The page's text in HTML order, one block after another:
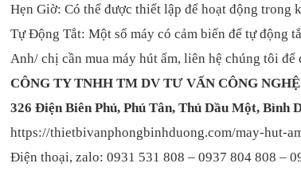
Hẹn Giờ: Có thể được thiết lập để hoạt động
Tự Động Tắt: Một số máy có cảm biến để tự động
Anh/ chị cần mua máy hút ẩm, liên hệ chúng tôi để
CÔNG TY TNHH TM DV TƯ VẤN CÔNG
326 Điện Biên Phủ, Phú Tân, Thủ Dầu Một, Bình
https://thietbivanphongbinhduong.com/may-hut-
Điện thoại, zalo: 0931 531 808 – 0937 804 808 –